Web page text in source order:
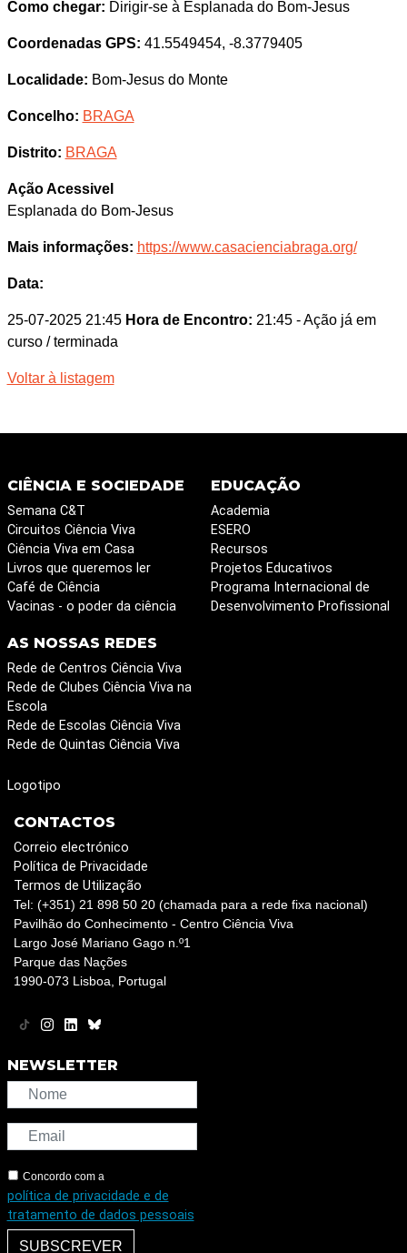
Como chegar: Dirigir-se à Esplanada do Bom-Jesus
Coordenadas GPS: 41.5549454, -8.3779405
Localidade: Bom-Jesus do Monte
Concelho: BRAGA
Distrito: BRAGA
Ação Acessivel
Esplanada do Bom-Jesus
Mais informações: https://www.casacienciabraga.org/
Data:
25-07-2025 21:45 Hora de Encontro: 21:45 - Ação já em
curso / terminada
Voltar à listagem
CIÊNCIA E SOCIEDADE
Semana C&T
Circuitos Ciência Viva
Ciência Viva em Casa
Livros que queremos ler
Café de Ciência
Vacinas - o poder da ciência
EDUCAÇÃO
Academia
ESERO
Recursos
Projetos Educativos
Programa Internacional de
Desenvolvimento Profissional
AS NOSSAS REDES
Rede de Centros Ciência Viva
Rede de Clubes Ciência Viva na
Escola
Rede de Escolas Ciência Viva
Rede de Quintas Ciência Viva
Logotipo
CONTACTOS
Correio electrónico
Política de Privacidade
Termos de Utilização
Tel: (+351) 21 898 50 20 (chamada para a rede fixa nacional)
Pavilhão do Conhecimento - Centro Ciência Viva
Largo José Mariano Gago n.º1
Parque das Nações
1990-073 Lisboa, Portugal
NEWSLETTER
Concordo com a
política de privacidade e de
tratamento de dados pessoais
SUBSCREVER